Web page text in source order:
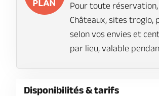
Pour toute réservation,
Châteaux, sites troglo,
selon vos envies et
par lieu, valable
Disponibilités & tarifs